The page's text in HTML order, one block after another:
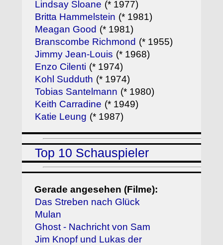
Lindsay Sloane (* 1977)
Britta Hammelstein (* 1981)
Meagan Good (* 1981)
Branscombe Richmond (* 1955)
Jimmy Jean-Louis (* 1968)
Enzo Cilenti (* 1974)
Kohl Sudduth (* 1974)
Tobias Santelmann (* 1980)
Keith Carradine (* 1949)
Katie Leung (* 1987)
Top 10 Schauspieler
Gerade angesehen (Filme):
Das Streben nach Glück
Mulan
Ghost - Nachricht von Sam
Jim Knopf und Lukas der